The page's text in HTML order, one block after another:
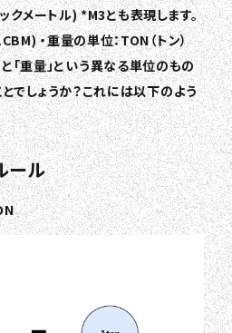
クメートル) *M3とも表現します。
・重量の単位：TON（トン）
「重量」という異なる単位のもの
でしょうか？これには以下のよう
ール